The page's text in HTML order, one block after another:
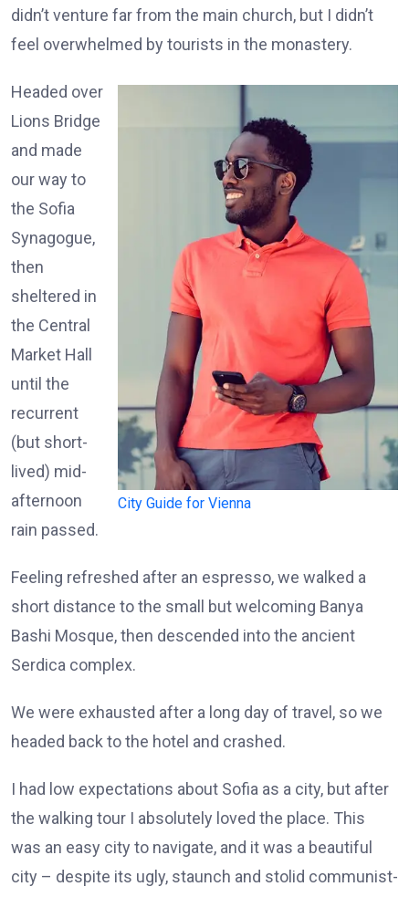
didn’t venture far from the main church, but I didn’t
feel overwhelmed by tourists in the monastery.
City Guide for Vienna
Headed over
Lions Bridge
and made
our way to
the Sofia
Synagogue,
then
sheltered in
the Central
Market Hall
until the
recurrent
(but short-
lived) mid-
afternoon
rain passed.
Feeling refreshed after an espresso, we walked a
short distance to the small but welcoming Banya
Bashi Mosque, then descended into the ancient
Serdica complex.
We were exhausted after a long day of travel, so we
headed back to the hotel and crashed.
I had low expectations about Sofia as a city, but after
the walking tour I absolutely loved the place. This
was an easy city to navigate, and it was a beautiful
city – despite its ugly, staunch and stolid communist-